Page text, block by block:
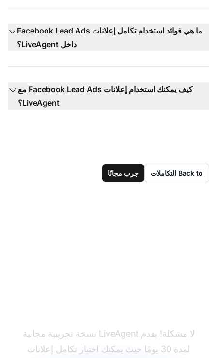
ما هي فوائد استخدام تكامل إعلانات Facebook Lead Ads
داخل LiveAgent؟
كيف يمكنك استخدام إعلانات Facebook Lead Ads مع
LiveAgent؟
Back to التكاملات جرب مجانًا
لا مشكلة! يقدم LiveAgent نسخة تجريبية مجانية
لمدة 30 يومًا حيث يمكنك اختبار تكامل إعلانات